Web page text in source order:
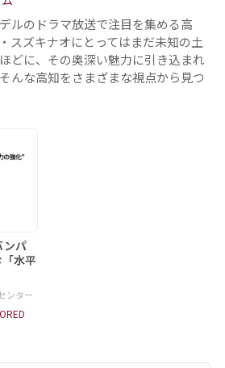
ルのドラマ放送で注目を集める高
スズキナオにとってはまだ未知の土
どに、その奥深い魅力に引き込まれ
んな高知をさまざまな視点から見つ
ンパ
水平
ンター